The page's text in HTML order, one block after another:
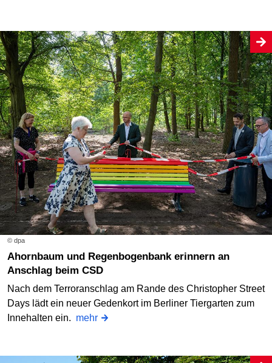
© dpa
Ahornbaum und Regenbogenbank erinnern an
Anschlag beim CSD
Nach dem Terroranschlag am Rande des Christopher Street
Days lädt ein neuer Gedenkort im Berliner Tiergarten zum
Innehalten ein. mehr